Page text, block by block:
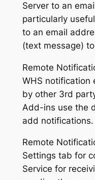
Server to an
particularly
to an email
(text message)
Remote
WHS notification
by other 3rd
Add-ins use the
add notifications.
Remote
Settings tab for
Service for